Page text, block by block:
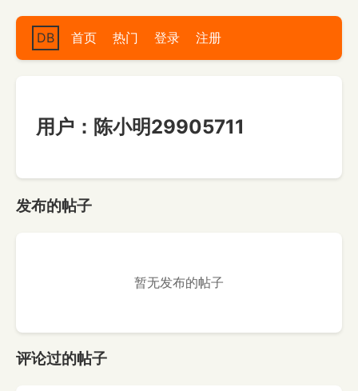
DB 首页 热门 登录 注册
用户：陈小明29905711
发布的帖子
暂无发布的帖子
评论过的帖子